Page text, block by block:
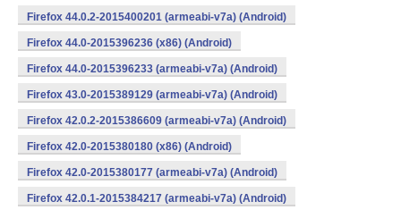
Firefox 44.0.2-2015400201 (armeabi-v7a) (Android)
Firefox 44.0-2015396236 (x86) (Android)
Firefox 44.0-2015396233 (armeabi-v7a) (Android)
Firefox 43.0-2015389129 (armeabi-v7a) (Android)
Firefox 42.0.2-2015386609 (armeabi-v7a) (Android)
Firefox 42.0-2015380180 (x86) (Android)
Firefox 42.0-2015380177 (armeabi-v7a) (Android)
Firefox 42.0.1-2015384217 (armeabi-v7a) (Android)